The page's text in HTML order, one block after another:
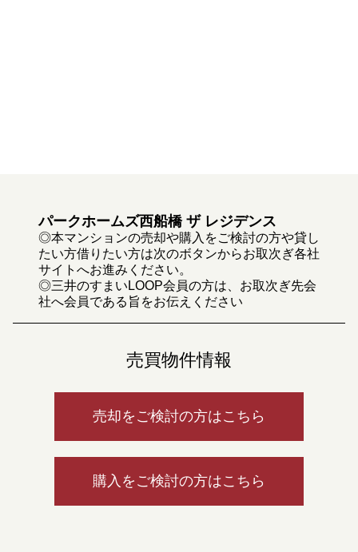
パークホームズ西船橋 ザ レジデンス
◎本マンションの売却や購入をご検討の方や貸し
たい方借りたい方は次のボタンからお取次ぎ各社
サイトへお進みください。
◎三井のすまいLOOP会員の方は、お取次ぎ先会
社へ会員である旨をお伝えください
売買物件情報
売却をご検討の方はこちら
購入をご検討の方はこちら